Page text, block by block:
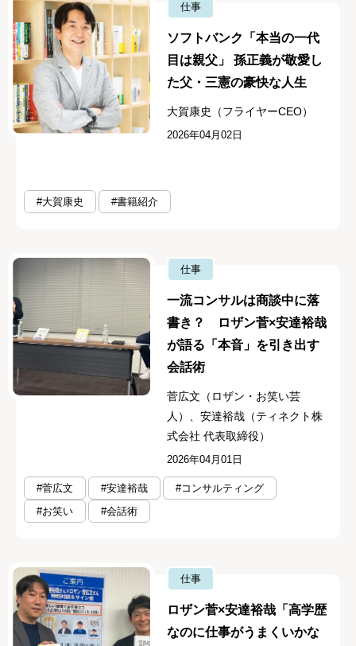
仕事
ソフトバンク「本当の一代
目は親父」 孫正義が敬愛し
た父・三憲の豪快な人生
大賀康史（フライヤーCEO）
2026年04月02日
#大賀康史 #書籍紹介
仕事
一流コンサルは商談中に落
書き？ ロザン菅×安達裕哉
が語る「本音」を引き出す
会話術
菅広文（ロザン・お笑い芸
人）、安達裕哉（ティネクト株
式会社 代表取締役）
2026年04月01日
#菅広文 #安達裕哉
#コンサルティング
#お笑い
#会話術
仕事
ロザン菅×安達裕哉「高学歴
なのに仕事がうまくいかな